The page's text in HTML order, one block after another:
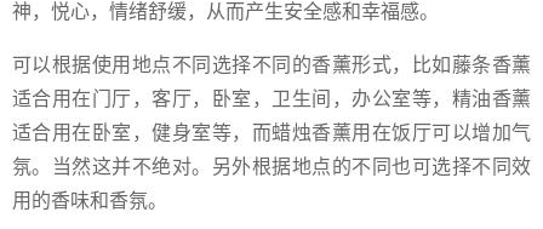
神，悦心，情绪舒缓，从而产生安全感和幸福感。
可以根据使用地点不同选择不同的香薰形式，比如藤条香薰
适合用在门厅，客厅，卧室，卫生间，办公室等，精油香薰
适合用在卧室，健身室等，而蜡烛香薰用在饭厅可以增加气
氛。当然这并不绝对。另外根据地点的不同也可选择不同效
用的香味和香氛。